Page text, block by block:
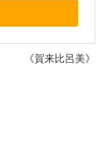
《賀来比呂美》